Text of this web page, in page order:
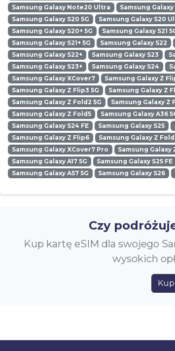
Samsung Galaxy Note20 Ultra
Samsung
Samsung Galaxy S20 5G
Samsung Galaxy S20
Samsung Galaxy S20+ 5G
Samsung Galaxy S21
Samsung Galaxy S21+ 5G
Samsung Galaxy S22
Samsung Galaxy S22+
Samsung Galaxy S23
Samsung Galaxy S23+
Samsung Galaxy S24
Samsung Galaxy XCover7
Samsung Galaxy Z
Samsung Galaxy Z Flip3 5G
Samsung Galaxy Z
Samsung Galaxy Z Fold2 5G
Samsung Galaxy Z
Samsung Galaxy Z Fold5
Samsung Galaxy A36
Samsung Galaxy S24 FE
Samsung Galaxy S25
Samsung Galaxy Z Flip6
Samsung Galaxy Z
Samsung Galaxy XCover7 Pro
Samsung Galaxy
Samsung Galaxy A17 5G
Samsung Galaxy S25 FE
Samsung Galaxy A57 5G
Samsung Galaxy S26
Czy
Kup kartę eSIM dla swojego
wysokich